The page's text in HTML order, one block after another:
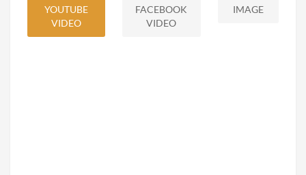
YOUTUBE
VIDEO
FACEBOOK
VIDEO
IMAGE